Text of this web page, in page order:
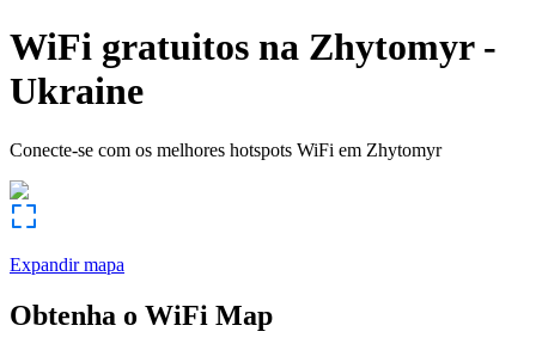
WiFi gratuitos na Zhytomyr-
Ukraine
Conecte-se com os melhores hotspots WiFi em Zhytomyr
Expandir mapa
Obtenha o WiFi Map